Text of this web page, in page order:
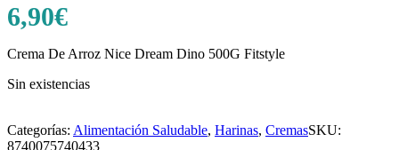
6,90€
Crema De Arroz Nice Dream Dino 500G Fitstyle
Sin existencias
Categorías: Alimentación Saludable, Harinas, CremasSKU:
8740075740433